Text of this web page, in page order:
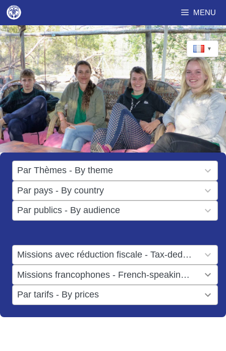
Aller
au
contenu
MENU
▼
Par Thèmes - By theme
17
results
available
Par pays - By country
50
results
available
Par publics - By audience
results
Missions avec réduction fiscale - Tax-deductible missions
result
available
Missions francophones - French-speaking missions
result
available
Par tarifs - By prices
results
available